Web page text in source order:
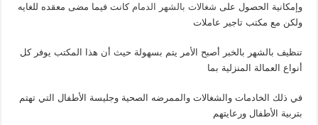
وإمكانية الحصول على شغالات بالشهر الدمام كانت فيما مضى معقده للغايه
ولكن مع مكتب تاجير عاملات
تنظيف بالشهر بالخبر أصبح الأمر يتم بسهولة حيث أن هذا المكتب يوفر كل
أنواع العمالة المنزلية بما
في ذلك الخادمات والشغالات والممرضه الصحية وجليسة الأطفال التي تهتم
بتربية الأطفال ورعايتهم